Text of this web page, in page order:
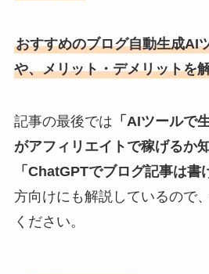
おすすめのブログ自動生成AI
や、メリット・デメリットを
記事の最後では 「AIツールで
がアフィリエイトで稼げるか
「ChatGPTでブログ記事は書
方向けにも解説しているので
ください。